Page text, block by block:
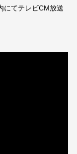
てテレビCM放送